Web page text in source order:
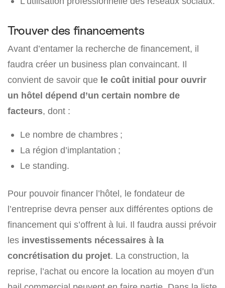
Trouver des financements
Avant d’entamer la recherche de financement, il
faudra créer un business plan convaincant. Il
convient de savoir que le coût initial pour ouvrir
un hôtel dépend d’un certain nombre de
facteurs, dont :
Le nombre de chambres ;
La région d’implantation ;
Le standing.
Pour pouvoir financer l’hôtel, le fondateur de
l’entreprise devra penser aux différentes options de
financement qui s’offrent à lui. Il faudra aussi prévoir
les investissements nécessaires à la
concrétisation du projet. La construction, la
reprise, l’achat ou encore la location au moyen d’un